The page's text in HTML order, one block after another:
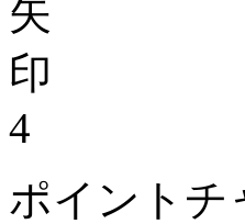
4
ポイントチ